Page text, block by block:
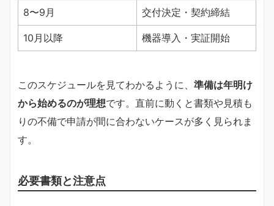
8〜9月 交付決定・契約締結
10月以降 機器導入・実証開始
このスケジュールを見てわかるように、 準備は年明け
から始めるのが理想です。直前に動くと書類や見積も
りの不備で申請が間に合わないケースが多く見られま
す。
必要書類と注意点